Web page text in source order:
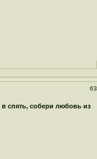
63
спять, собери любовь из